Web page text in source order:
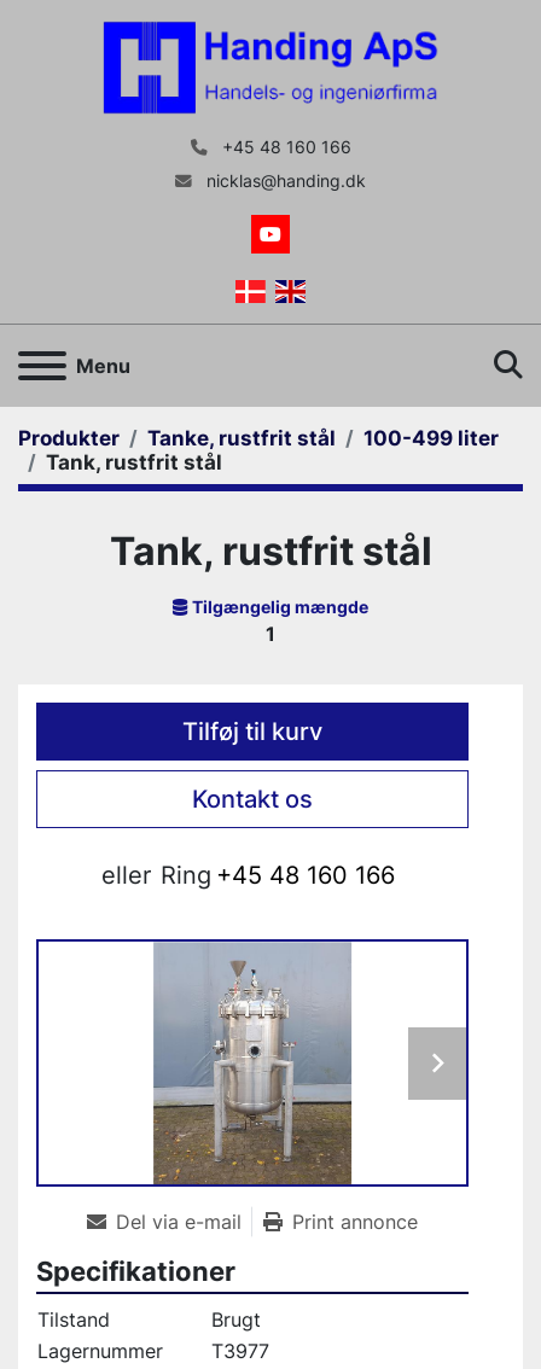
+45 48 160 166
nicklas@handing.dk
youtube
Menu
Produkter Tanke, rustfrit stål
100-499 liter
Tank, rustfrit stål
Tank, rustfrit stål
Tilgængelig mængde
1
Tilføj til kurv
Kontakt os
eller Ring +45 48 160 166
Del via e-mail Print annonce
Specifikationer
Tilstand
Brugt
Lagernummer
T3977